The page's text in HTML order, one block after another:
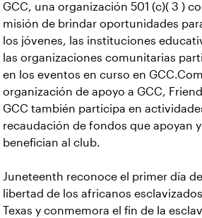
GCC, una organización 501 (c)( 3 )
misión de brindar oportunidades
los jóvenes, las instituciones
las organizaciones comunitarias
en los eventos en curso en
organización de apoyo a GCC,
GCC también participa en
recaudación de fondos que apoyan y
benefician al club.
Juneteenth reconoce el primer día de
libertad de los africanos
Texas y conmemora el fin de la